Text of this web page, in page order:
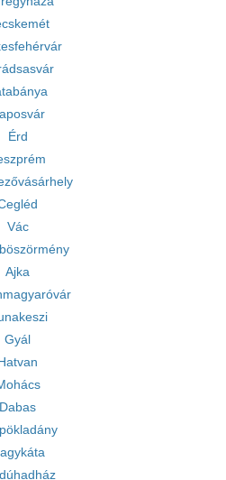
Érd
Vác
Ajka
Gyál
Dabas